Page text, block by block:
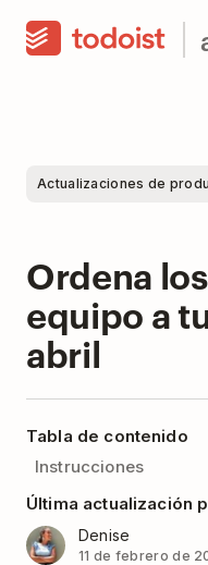
Actualizaciones de
Ordena
equipo a
abril
Tabla de contenido
Instrucciones
Última actualización
Denise
11 de febrero de